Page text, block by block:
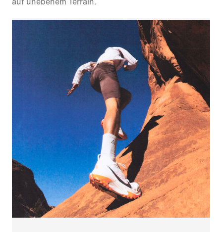
auf unebenem Terrain.